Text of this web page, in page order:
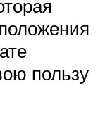
пользу